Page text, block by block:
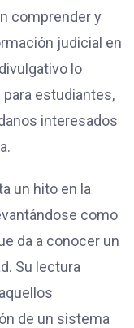
comprender y
judicial en
lo
estudiantes,
interesados
un hito en la
como
da a conocer un
Su lectura
de un sistema